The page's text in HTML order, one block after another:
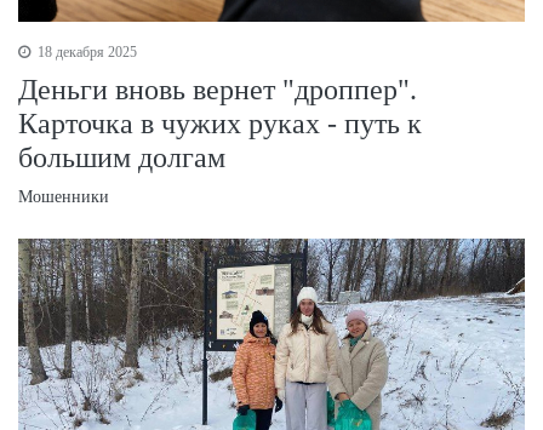
18 декабря 2025
Деньги вновь вернет "дроппер".
Карточка в чужих руках - путь к
большим долгам
Мошенники